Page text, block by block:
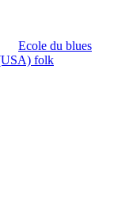
Ecole du blues
folk